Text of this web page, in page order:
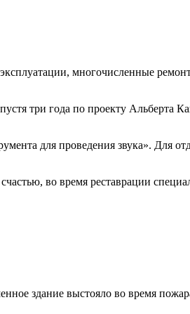
многочисленные
три года по проекту Альберта
для проведения звука». Для
во время реставрации
здание выстояло во время